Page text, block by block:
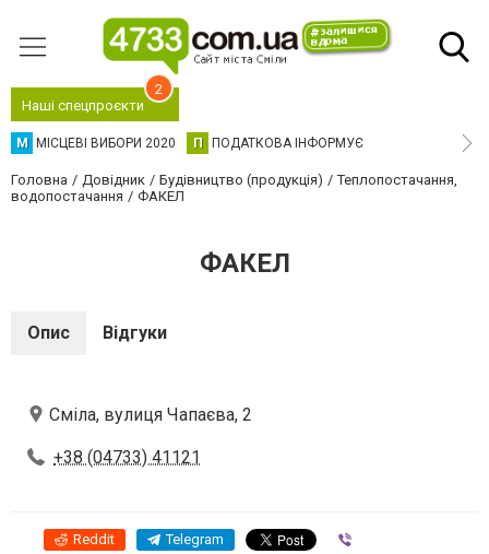
Наші спецпроєкти
2
М МІСЦЕВІ ВИБОРИ 2020 П ПОДАТКОВА ІНФОРМУЄ
Головна Довідник Будівництво (продукція)
Теплопостачання,
водопостачання
ФАКЕЛ
ФАКЕЛ
Опис Відгуки
Сміла, вулиця Чапаєва, 2
+38 (04733) 41121
Reddit Telegram